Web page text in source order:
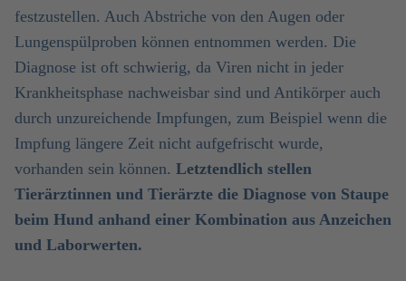
festzustellen. Auch Abstriche von den Augen oder
Lungenspülproben können entnommen werden. Die
Diagnose ist oft schwierig, da Viren nicht in jeder
Krankheitsphase nachweisbar sind und Antikörper auch
durch unzureichende Impfungen, zum Beispiel wenn die
Impfung längere Zeit nicht aufgefrischt wurde,
vorhanden sein können. Letztendlich stellen
Tierärztinnen und Tierärzte die Diagnose von Staupe
beim Hund anhand einer Kombination aus Anzeichen
und Laborwerten.